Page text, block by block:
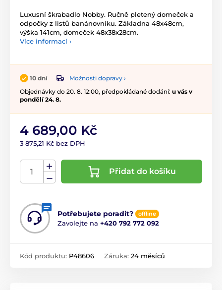
Luxusní škrabadlo Nobby. Ručně pletený domeček a
odpočky z listů banánovníku. Základna 48x48cm,
výška 141cm, domeček 48x38x28cm.
Více informací ›
10 dní
Možnosti dopravy ›
Objednávky do 20. 8. 12:00, předpokládané dodání: u vás v
pondělí 24. 8.
4 689,00 Kč
3 875,21 Kč bez DPH
Přidat do košíku
Potřebujete poradit? offline
Zavolejte na +420 792 772 092
Kód produktu: P48606 Záruka: 24 měsíců